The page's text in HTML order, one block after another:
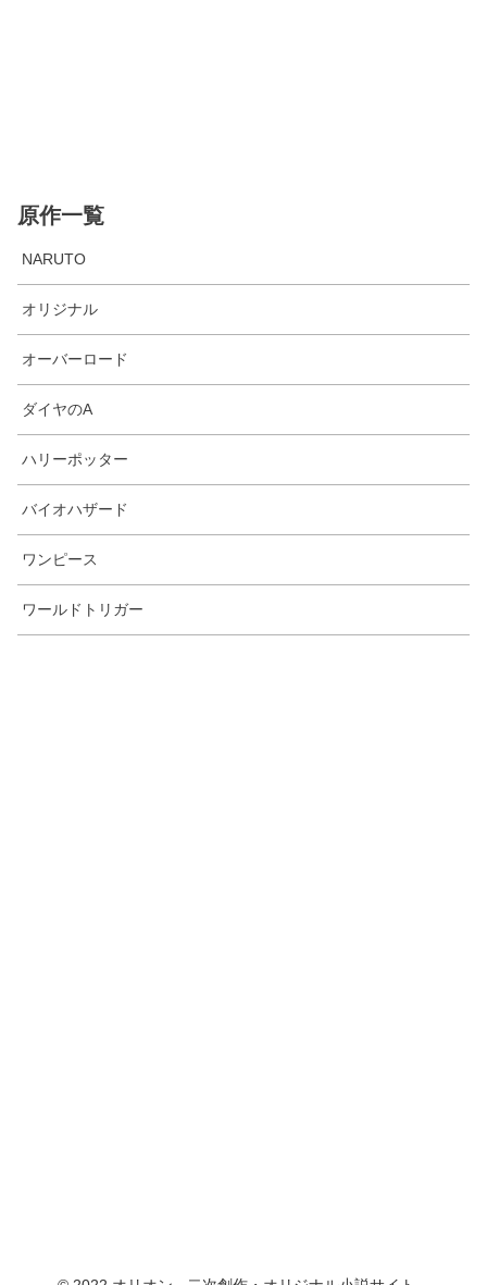
原作一覧
NARUTO
オリジナル
オーバーロード
ダイヤのA
ハリーポッター
バイオハザード
ワンピース
ワールドトリガー